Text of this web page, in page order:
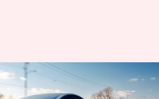
pada Pola Konsumsi
Fosil